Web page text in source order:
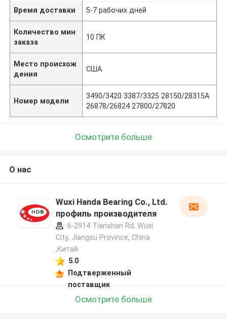
Время доставки 5-7 рабочих дней
Количество мин
заказа
10 ПК
Место происхож
дения
США
Номер модели
3490/3420 3387/3325 28150/28315A
26878/26824 27800/27820
Осмотрите больше
О нас
Wuxi Handa Bearing Co., Ltd.
профиль производителя
6-2914 Tianshan Rd, Wuxi
City, Jiangsu Province, China
,Китай
5.0
Подтверженный
поставщик
Осмотрите больше